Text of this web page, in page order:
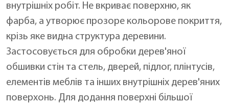
внутрішніх робіт. Не вкриває поверхню, як
фарба, а утворює прозоре кольорове покриття,
крізь яке видна структура деревини.
Застосовується для обробки дерев'яної
обшивки стін та стель, дверей, підлог, плінтусів,
елементів меблів та інших внутрішніх дерев'яних
поверхонь. Для додання поверхні більшої